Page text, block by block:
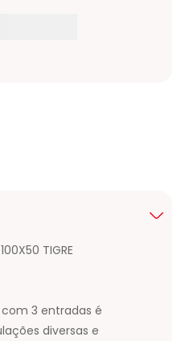
TIGRE
3 entradas é
diversas e